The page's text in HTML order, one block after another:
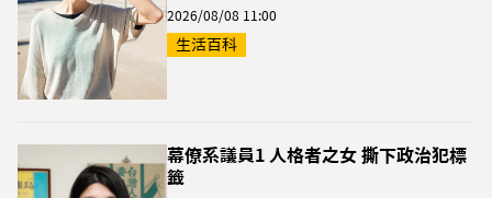
2026/08/08 11:00
生活百科
幕僚系議員1 人格者之女 撕下政治犯標
籤